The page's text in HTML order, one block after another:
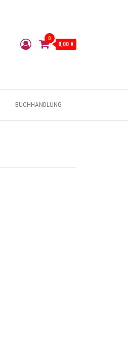
0
0,00 €
BUCHHANDLUNG